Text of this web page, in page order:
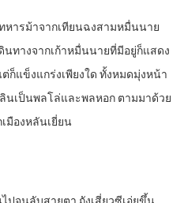
หารม้าจากเทียนฉงสามหมื่นนาย
นทางจากเก้าหมื่นนายที่มีอยู่ก็แสดง
แข็งแกร่งเพียงใด ทั้งหมดมุ่งหน้า
นเป็นพลโล่และพลหอก ตามมาด้วย
มืองหลันเยี่ยน